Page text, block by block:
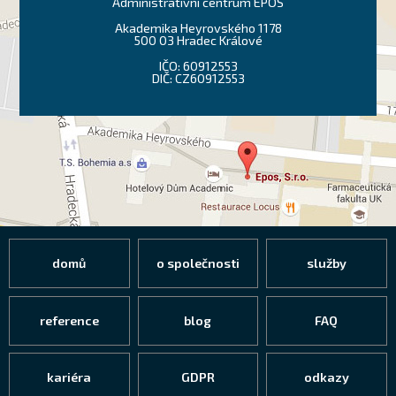
Akademika Heyrovského 1178
500 03 Hradec Králové
IČO: 60912553
DIČ: CZ60912553
domů o společnosti služby
reference blog FAQ
kariéra GDPR odkazy